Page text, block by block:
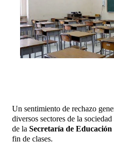
Un sentimiento de rechazo
diversos sectores de la
de la Secretaría de
fin de clases.